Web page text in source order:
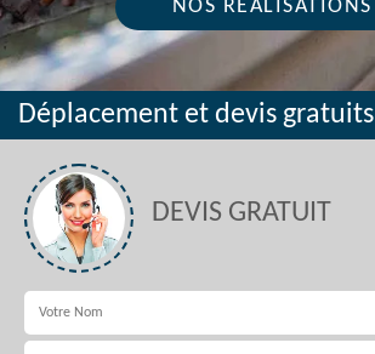
NOS RÉALISATIONS
Déplacement et devis gratuits
DEVIS GRATUIT